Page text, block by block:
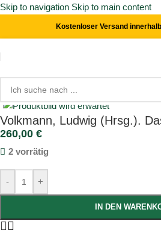
Skip to navigation Skip to main content
Kostenloser Versand
Start/ Buchwesen
Click to enlarge
Volkmann, Ludwig (Hrsg.).
260,00 €
2 vorrätig
- +
IN DEN